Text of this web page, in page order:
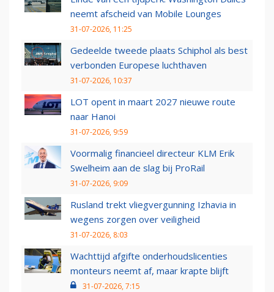
neemt afscheid van Mobile Lounges
31-07-2026, 11:25
Gedeelde tweede plaats Schiphol als best
verbonden Europese luchthaven
31-07-2026, 10:37
LOT opent in maart 2027 nieuwe route
naar Hanoi
31-07-2026, 9:59
Voormalig financieel directeur KLM Erik
Swelheim aan de slag bij ProRail
31-07-2026, 9:09
Rusland trekt vliegvergunning Izhavia in
wegens zorgen over veiligheid
31-07-2026, 8:03
Wachttijd afgifte onderhoudslicenties
monteurs neemt af, maar krapte blijft
31-07-2026, 7:15